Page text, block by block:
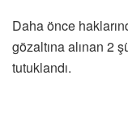
Daha önce
gözaltına alınan 2
tutuklandı.